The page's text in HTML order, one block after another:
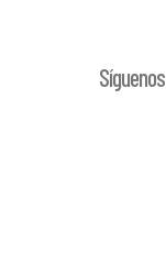
Síguenos